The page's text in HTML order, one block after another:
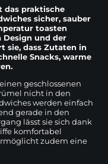
das praktische
sicher, sauber
toasten
und der
sie, dass Zutaten in
Snacks, warme
geschlossenen
nicht in den
werden einfach
gerade in den
lässt sie sich dank
komfortabel
zudem eine